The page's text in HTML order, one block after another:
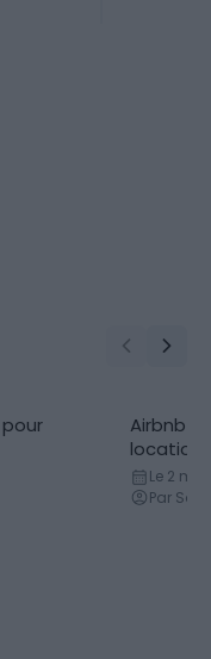
Airbnb
Le 2
Par